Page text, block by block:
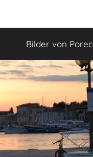
Bilder von Porec